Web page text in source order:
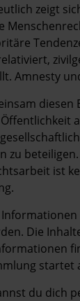
zeigt
Amnesty
zu
ist
Die
startet
du dich